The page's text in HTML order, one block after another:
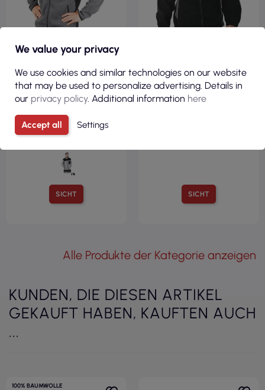
SICHT
16,29 €
( 20,04 € Brutto )
LH-SCOT DSB
SCHUTZSWEATSHIRT,
SICHT
30,71 €
( 37,77 € Brutto )
Alle Produkte der Kategorie anzeigen
KUNDEN, DIE DIESEN ARTIKEL
GEKAUFT HABEN, KAUFTEN AUCH
...
100% BAUMWOLLE
We value your privacy
We use cookies and similar technologies on our website
that may be used to personalize advertising. Details in
our privacy policy. Additional information here
Accept all Settings